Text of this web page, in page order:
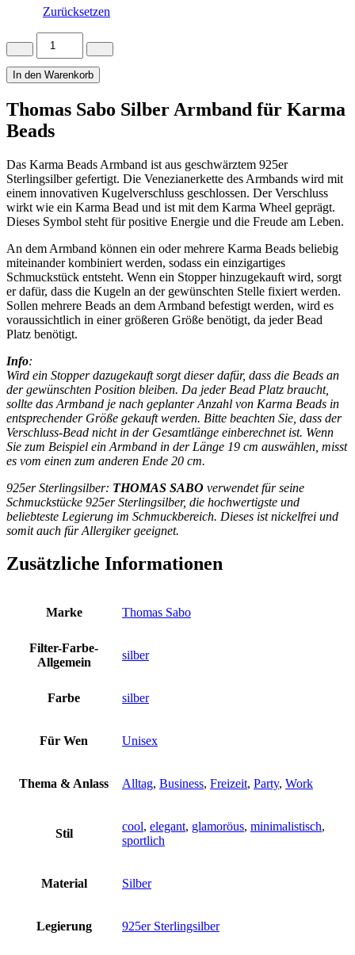
Zurücksetzen
Thomas
Sabo
Silber
Armband
Beads
Menge
In den Warenkorb
Thomas Sabo Silber Armband für Karma
Beads
Das Karma Beads Armband ist aus geschwärztem 925er
Sterlingsilber gefertigt. Die Venezianerkette des Armbands wird mit
einem innovativen Kugelverschluss geschlossen. Der Verschluss
wirkt wie ein Karma Bead und ist mit dem Karma Wheel geprägt.
Dieses Symbol steht für positive Energie und die Freude am Leben.
An dem Armband können ein oder mehrere Karma Beads beliebig
miteinander kombiniert werden, sodass ein einzigartiges
Schmuckstück entsteht. Wenn ein Stopper hinzugekauft wird, sorgt
er dafür, dass die Kugeln an der gewünschten Stelle fixiert werden.
Sollen mehrere Beads an dem Armband befestigt werden, wird es
voraussichtlich in einer größeren Größe benötigt, da jeder Bead
Platz benötigt.
Info:
Wird ein Stopper dazugekauft sorgt dieser dafür, dass die Beads an
der gewünschten Position bleiben. Da jeder Bead Platz braucht,
sollte das Armband je nach geplanter Anzahl von Karma Beads in
entsprechender Größe gekauft werden. Bitte beachten Sie, dass der
Verschluss-Bead nicht in der Gesamtlänge einberechnet ist. Wenn
Sie zum Beispiel ein Armband in der Länge 19 cm auswählen, misst
es vom einen zum anderen Ende 20 cm.
925er Sterlingsilber: THOMAS SABO verwendet für seine
Schmuckstücke 925er Sterlingsilber, die hochwertigste und
beliebteste Legierung im Schmuckbereich. Dieses ist nickelfrei und
somit auch für Allergiker geeignet.
Zusätzliche Informationen
Marke Thomas Sabo
Filter-Farbe-
Allgemein
silber
Farbe silber
Für Wen Unisex
Thema & Anlass Alltag, Business, Freizeit, Party, Work
Stil
cool, elegant, glamoröus, minimalistisch,
sportlich
Material Silber
Legierung 925er Sterlingsilber